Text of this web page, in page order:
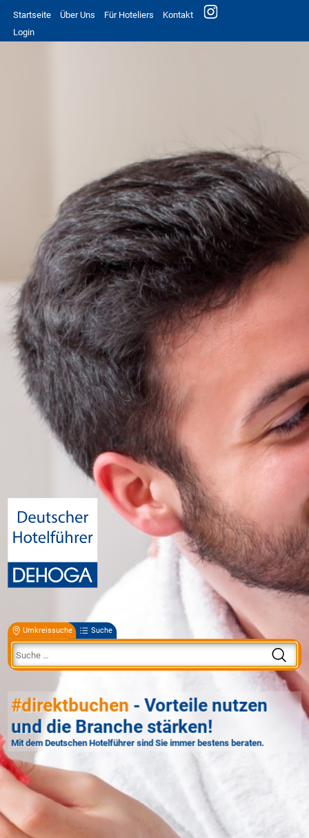
Startseite Über Uns Für Hoteliers
Kontakt
Login
Umkreissuche Suche
#direktbuchen - Vorteile nutzen
und die Branche stärken!
Mit dem Deutschen Hotelführer sind Sie immer bestens beraten.